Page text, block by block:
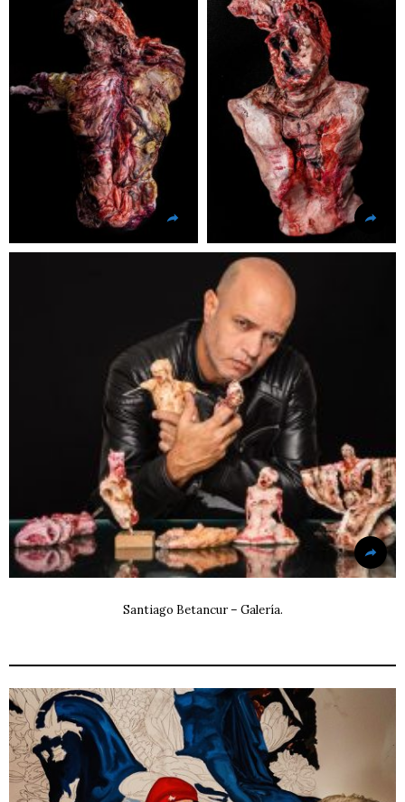
Santiago Betancur – Galería.